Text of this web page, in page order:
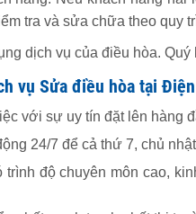
tra và sửa chữa theo quy
dịch vụ của điều hòa.
vụ Sửa điều hòa tại
với sự uy tín đặt lên hàng
24/7 để cả thứ 7, chủ
trình độ chuyên môn cao,